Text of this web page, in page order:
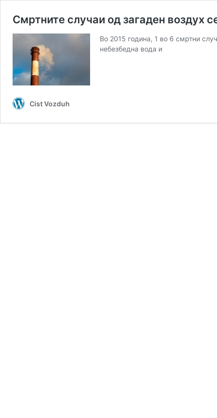
Смртните случаи од загаден воздух
Во 2015 година, 1 во 6 смртни
небезбедна вода и
Cist Vozduh